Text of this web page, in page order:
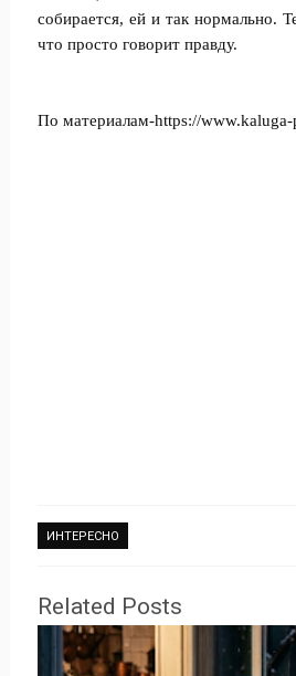
собирается, ей и так нормально.
что просто говорит правду.
По материалам-https://
ИНТЕРЕСНО
Related Posts